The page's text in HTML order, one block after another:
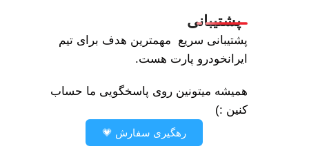
پشتیبانی
پشتیبانی سریع مهمترین هدف برای تیم
ایرانخودرو پارت هست.
همیشه میتونین روی پاسخگویی ما حساب
کنین :)
رهگیری سفارش 💗